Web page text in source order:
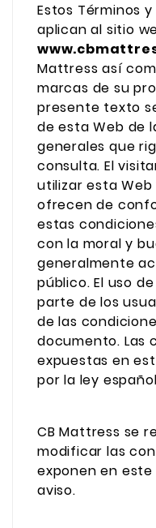
Estos Términos
aplican al sitio
Mattress así
marcas de su
presente texto
de esta Web de
generales que
consulta. El
utilizar esta Web
ofrecen de
estas
con la moral y
generalmente
público. El uso
parte de los
de las
documento. Las
expuestas en
por la ley
CB Mattress se
modificar las
exponen en
aviso.